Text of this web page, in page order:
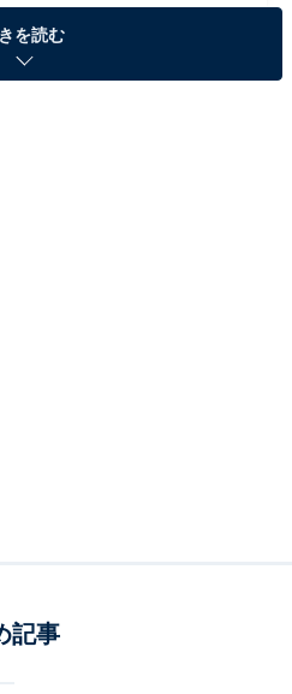
雑誌『nicola（ニコラ）』
を読む
記事